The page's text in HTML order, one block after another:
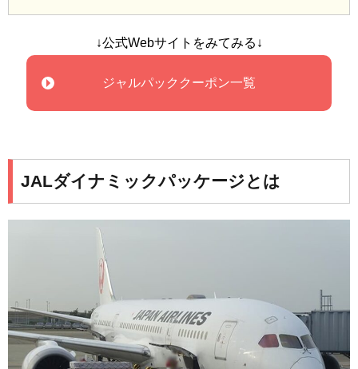
↓公式Webサイトをみてみる↓
ジャルパッククーポン一覧
JALダイナミックパッケージとは